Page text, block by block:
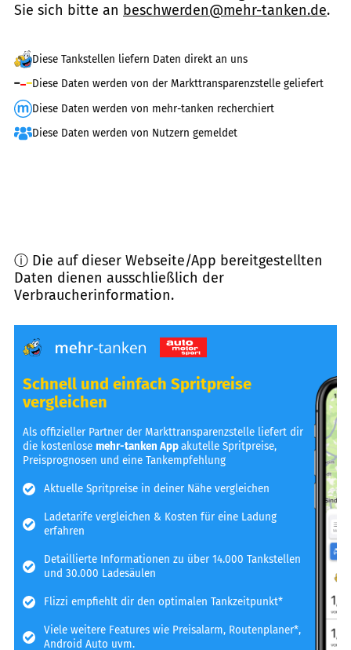
Sie sich bitte an beschwerden@mehr-tanken.de.
Diese Tankstellen liefern Daten direkt an uns
Diese Daten werden von der Markttransparenzstelle geliefert
Diese Daten werden von mehr-tanken recherchiert
Diese Daten werden von Nutzern gemeldet
ⓘ Die auf dieser Webseite/App bereitgestellten
Daten dienen ausschließlich der
Verbraucherinformation.
Schnell und einfach Spritpreise
vergleichen
Als offizieller Partner der Markttransparenzstelle liefert dir
die kostenlosemehr-tanken Appakutelle Spritpreise,
Preisprognosen und eine Tankempfehlung
Aktuelle Spritpreise in deiner Nähe vergleichen
Ladetarife vergleichen & Kosten für eine Ladung
erfahren
Detaillierte Informationen zu über 14.000 Tankstellen
und 30.000 Ladesäulen
Flizzi empfiehlt dir den optimalen Tankzeitpunkt*
Viele weitere Features wie Preisalarm, Routenplaner*,
Android Auto uvm.